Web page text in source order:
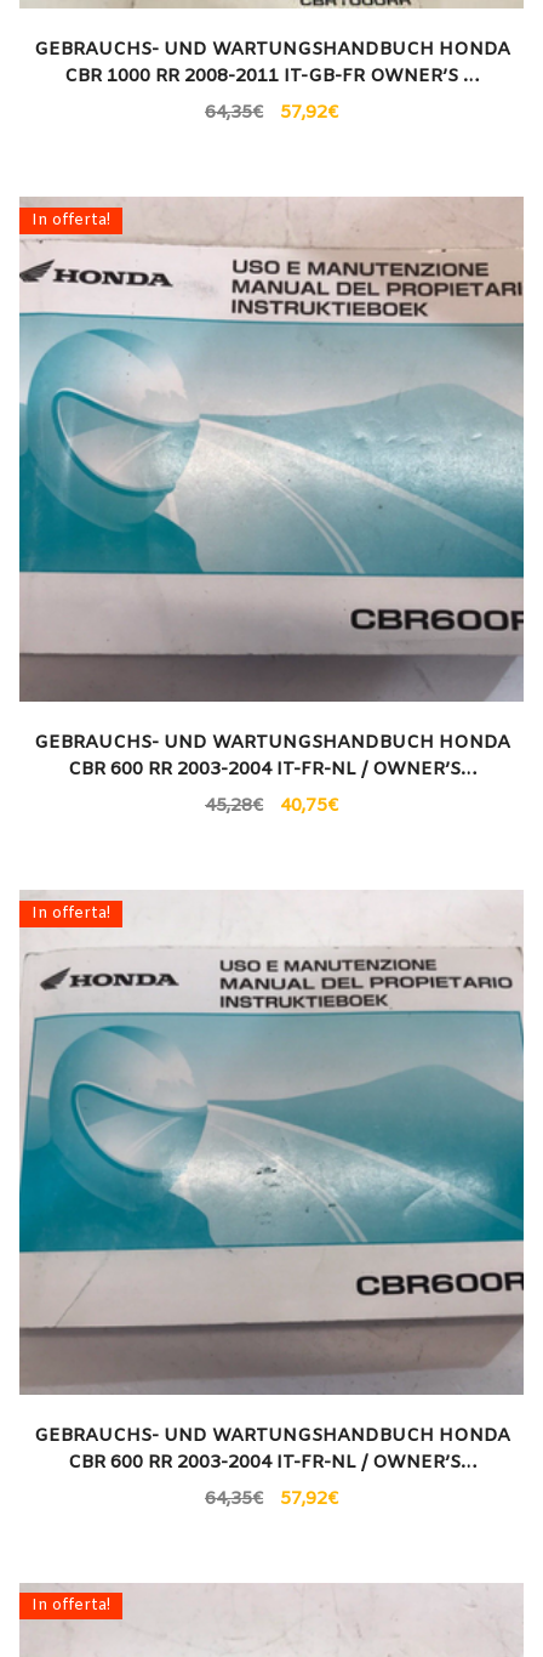
GEBRAUCHS- UND WARTUNGSHANDBUCH HONDA
CBR 1000 RR 2008-2011 IT-GB-FR OWNER’S …
64,35€ 57,92€
In offerta!
GEBRAUCHS- UND WARTUNGSHANDBUCH HONDA
CBR 600 RR 2003-2004 IT-FR-NL / OWNER’S…
45,28€ 40,75€
In offerta!
GEBRAUCHS- UND WARTUNGSHANDBUCH HONDA
CBR 600 RR 2003-2004 IT-FR-NL / OWNER’S…
64,35€ 57,92€
In offerta!